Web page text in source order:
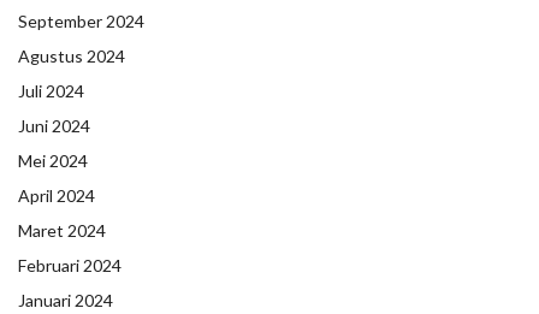
September 2024
Agustus 2024
Juli 2024
Juni 2024
Mei 2024
April 2024
Maret 2024
Februari 2024
Januari 2024